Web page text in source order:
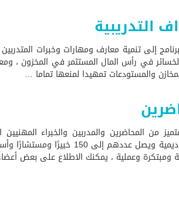
إلى تنمية معارف ومهارات وخبرات
في رأس المال المستثمر في المخزون ،
والمستودعات تمهيدا لمنعها تماما …
من المحاضرين والمدربين والخبراء
والمعرفة الأكاديمية
ومبتكرة وعملية ، يمكنك الاطلاع على بعض